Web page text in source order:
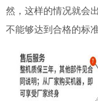
然，这样的情况就会
不能够达到合格的标准